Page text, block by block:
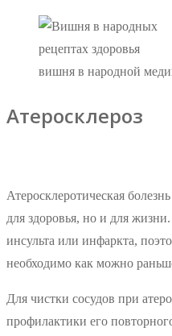
вишня в народной
Атеросклероз
Атеросклеротическая
для здоровья, но и для
инсульта или инфаркта,
необходимо как можно
Для чистки сосудов при
профилактики его